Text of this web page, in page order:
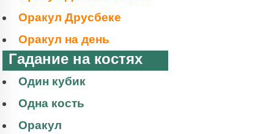
Оракул Друсбеке
Оракул на день
Гадание на костях
Один кубик
Одна кость
Оракул